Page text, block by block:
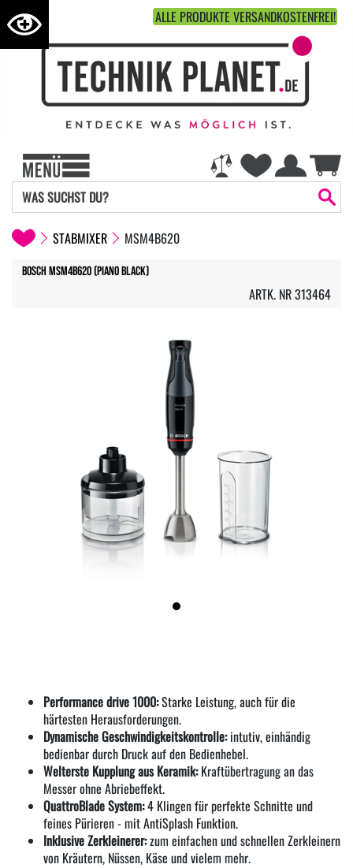
ALLE PRODUKTE VERSANDKOSTENFREI!
STABMIXER MSM4B620
Bosch MSM4B620 (Piano Black)
ARTK. NR 313464
Performance drive 1000:Starke Leistung, auch für die
härtesten Herausforderungen.
Dynamische Geschwindigkeitskontrolle:intutiv, einhändig
bedienbar durch Druck auf den Bedienhebel.
Welterste Kupplung aus Keramik:Kraftübertragung an das
Messer ohne Abriebeffekt.
QuattroBlade System:4 Klingen für perfekte Schnitte und
feines Pürieren - mit AntiSplash Funktion.
Inklusive Zerkleinerer:zum einfachen und schnellen Zerkleinern
von Kräutern, Nüssen, Käse und vielem mehr.